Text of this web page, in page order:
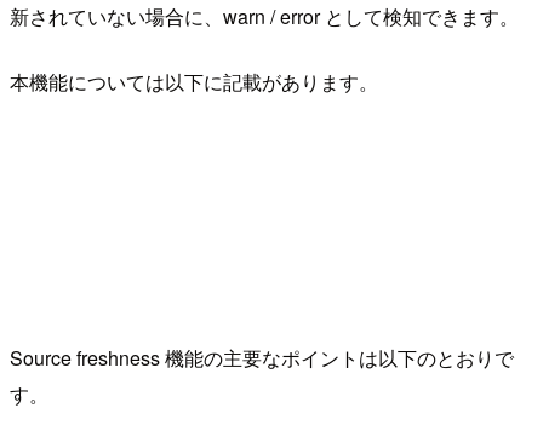
新されていない場合に、warn / error として検知できます。
本機能については以下に記載があります。
Source freshness 機能の主要なポイントは以下のとおりで
す。